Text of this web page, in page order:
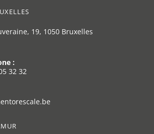
19, 1050 Bruxelles
:
32 32